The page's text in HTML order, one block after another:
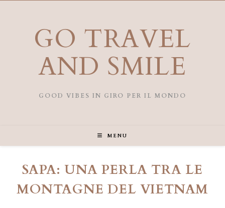
GO TRAVEL
AND SMILE
GOOD VIBES IN GIRO PER IL MONDO
MENU
SAPA: UNA PERLA TRA LE
MONTAGNE DEL VIETNAM